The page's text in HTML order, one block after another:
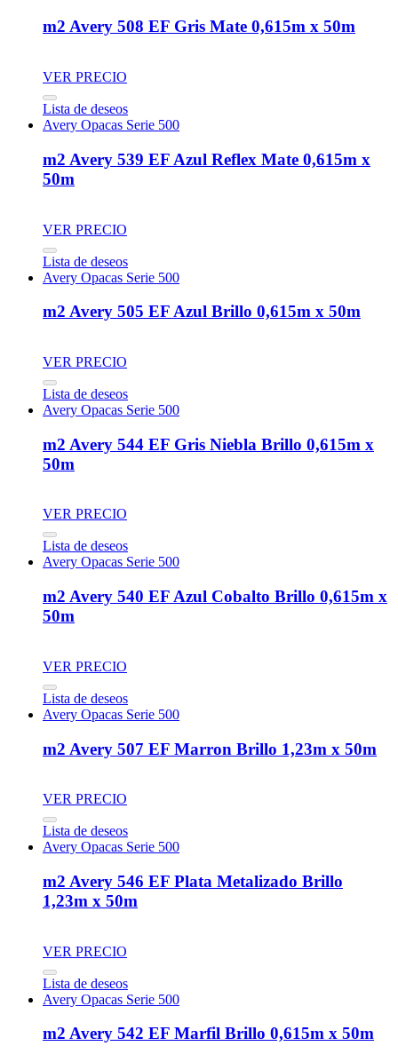
m2 Avery 508 EF Gris Mate 0,615m x 50m
VER PRECIO
Lista de deseos
Avery Opacas Serie 500
m2 Avery 539 EF Azul Reflex Mate 0,615m x
50m
VER PRECIO
Lista de deseos
Avery Opacas Serie 500
m2 Avery 505 EF Azul Brillo 0,615m x 50m
VER PRECIO
Lista de deseos
Avery Opacas Serie 500
m2 Avery 544 EF Gris Niebla Brillo 0,615m x
50m
VER PRECIO
Lista de deseos
Avery Opacas Serie 500
m2 Avery 540 EF Azul Cobalto Brillo 0,615m x
50m
VER PRECIO
Lista de deseos
Avery Opacas Serie 500
m2 Avery 507 EF Marron Brillo 1,23m x 50m
VER PRECIO
Lista de deseos
Avery Opacas Serie 500
m2 Avery 546 EF Plata Metalizado Brillo
1,23m x 50m
VER PRECIO
Lista de deseos
Avery Opacas Serie 500
m2 Avery 542 EF Marfil Brillo 0,615m x 50m